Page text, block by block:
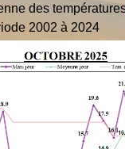
des
2002 à 2024